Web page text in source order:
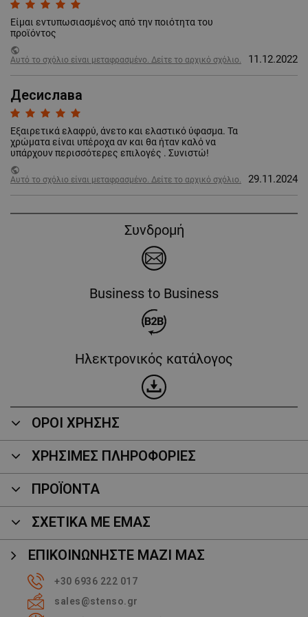
Είμαι εντυπωσιασμένος από την ποιότητα του
προϊόντος
public
Αυτό το σχόλιο είναι μεταφρασμένο. Δείτε το αρχικό σχόλιο.
11.12.2022
Десислава
Εξαιρετικά ελαφρύ, άνετο και ελαστικό ύφασμα. Τα
χρώματα είναι υπέροχα αν και θα ήταν καλό να
υπάρχουν περισσότερες επιλογές . Συνιστώ!
public
Αυτό το σχόλιο είναι μεταφρασμένο. Δείτε το αρχικό σχόλιο.
29.11.2024
Συνδρομή
Business to Business
Ηλεκτρονικός κατάλογος
ΟΡΟΙ ΧΡΗΣΗΣ
ΧΡΗΣΙΜΕΣ ΠΛΗΡΟΦΟΡΙΕΣ
ΠΡΟΪΌΝΤΑ
ΣΧΕΤΙΚΑ ΜΕ ΕΜΑΣ
ΕΠΙΚΟΙΝΩΝΉΣΤΕ ΜΑΖΊ ΜΑΣ
+30 6936 222 017
sales@stenso.gr